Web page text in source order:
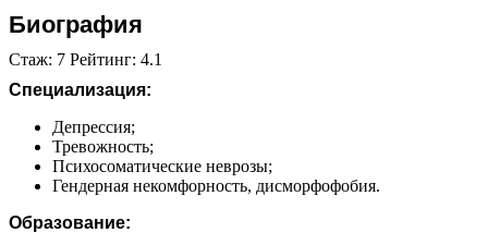
Биография
Стаж: 7 Рейтинг: 4.1
Специализация:
Депрессия;
Тревожность;
Психосоматические неврозы;
Гендерная некомфорность, дисморфофобия.
Образование: